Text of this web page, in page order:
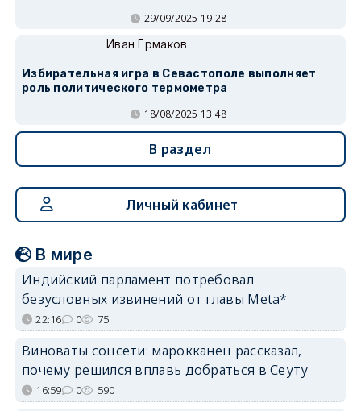
29/09/2025 19:28
Иван Ермаков
Избирательная игра в Севастополе выполняет
роль политического термометра
18/08/2025 13:48
В раздел
Личный кабинет
В мире
Индийский парламент потребовал
безусловных извинений от главы Meta*
22:16 0 75
Виноваты соцсети: марокканец рассказал,
почему решился вплавь добраться в Сеуту
16:59 0 590